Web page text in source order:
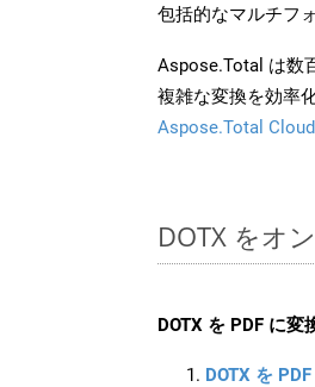
包括的なマルチフ
Aspose.Total は数
複雑な変換を効率
Aspose.Total Cloud
DOTX をオ
DOTX を PDF に変
DOTX を